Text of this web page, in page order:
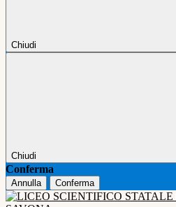
Chiudi
Chiudi
Conferma
Annulla Conferma